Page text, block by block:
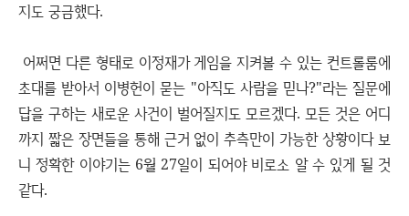
지도 궁금했다.
어쩌면 다른 형태로 이정재가 게임을 지켜볼 수 있는 컨트롤룸에
초대를 받아서 이병헌이 묻는 "아직도 사람을 믿나?"라는 질문에
답을 구하는 새로운 사건이 벌어질지도 모르겠다. 모든 것은 어디
까지 짧은 장면들을 통해 근거 없이 추측만이 가능한 상황이다 보
니 정확한 이야기는 6월 27일이 되어야 비로소 알 수 있게 될 것
같다.